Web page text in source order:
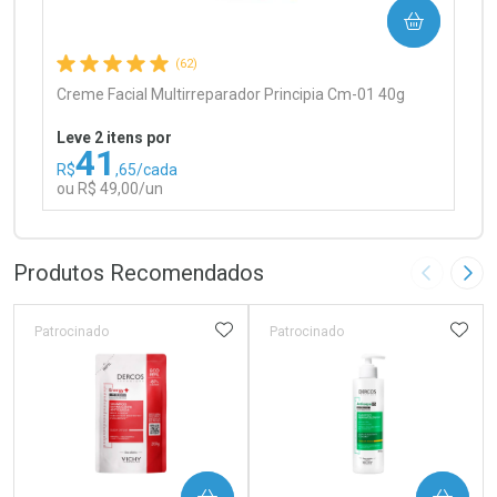
(62)
Creme Facial Multirreparador Principia Cm-01 40g
Leve 2 itens por
R$41 ,65/cada
ou R$ 49,00/un
COMPRAR
Laboratório
Ativar Desconto
Por Menos
Produtos Recomendados Imagem
Patrocinado ADICIONAR AOS FAVORITOS
Patrocinado